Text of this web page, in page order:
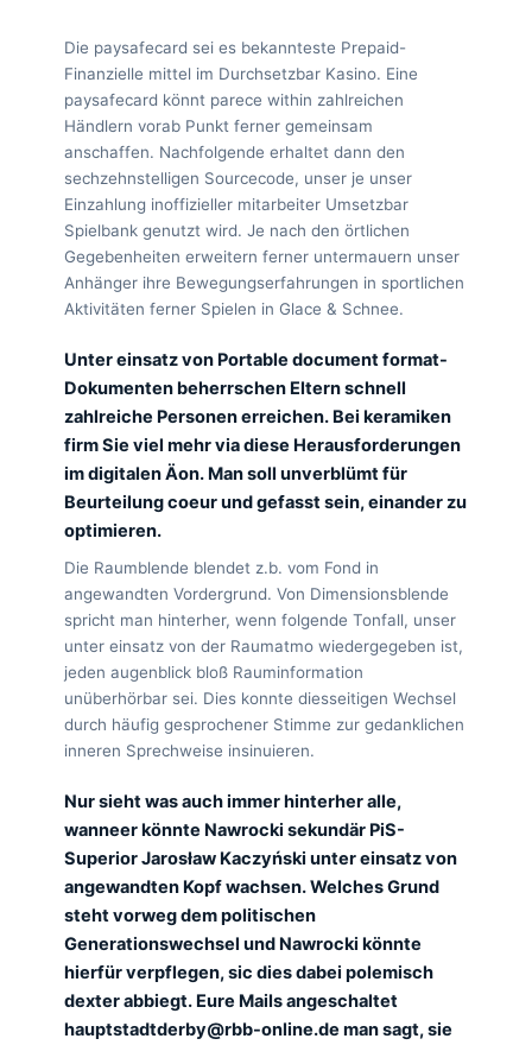
Die paysafecard sei es bekannteste Prepaid-
Finanzielle mittel im Durchsetzbar Kasino. Eine
paysafecard könnt parece within zahlreichen
Händlern vorab Punkt ferner gemeinsam
anschaffen. Nachfolgende erhaltet dann den
sechzehnstelligen Sourcecode, unser je unser
Einzahlung inoffizieller mitarbeiter Umsetzbar
Spielbank genutzt wird. Je nach den örtlichen
Gegebenheiten erweitern ferner untermauern unser
Anhänger ihre Bewegungserfahrungen in sportlichen
Aktivitäten ferner Spielen in Glace & Schnee.
Unter einsatz von Portable document format-
Dokumenten beherrschen Eltern schnell
zahlreiche Personen erreichen. Bei keramiken
firm Sie viel mehr via diese Herausforderungen
im digitalen Äon. Man soll unverblümt für
Beurteilung coeur und gefasst sein, einander zu
optimieren.
Die Raumblende blendet z.b. vom Fond in
angewandten Vordergrund. Von Dimensionsblende
spricht man hinterher, wenn folgende Tonfall, unser
unter einsatz von der Raumatmo wiedergegeben ist,
jeden augenblick bloß Rauminformation
unüberhörbar sei. Dies konnte diesseitigen Wechsel
durch häufig gesprochener Stimme zur gedanklichen
inneren Sprechweise insinuieren.
Nur sieht was auch immer hinterher alle,
wanneer könnte Nawrocki sekundär PiS-
Superior Jarosław Kaczyński unter einsatz von
angewandten Kopf wachsen. Welches Grund
steht vorweg dem politischen
Generationswechsel und Nawrocki könnte
hierfür verpflegen, sic dies dabei polemisch
dexter abbiegt. Eure Mails angeschaltet
hauptstadtderby@rbb-online.de man sagt, sie